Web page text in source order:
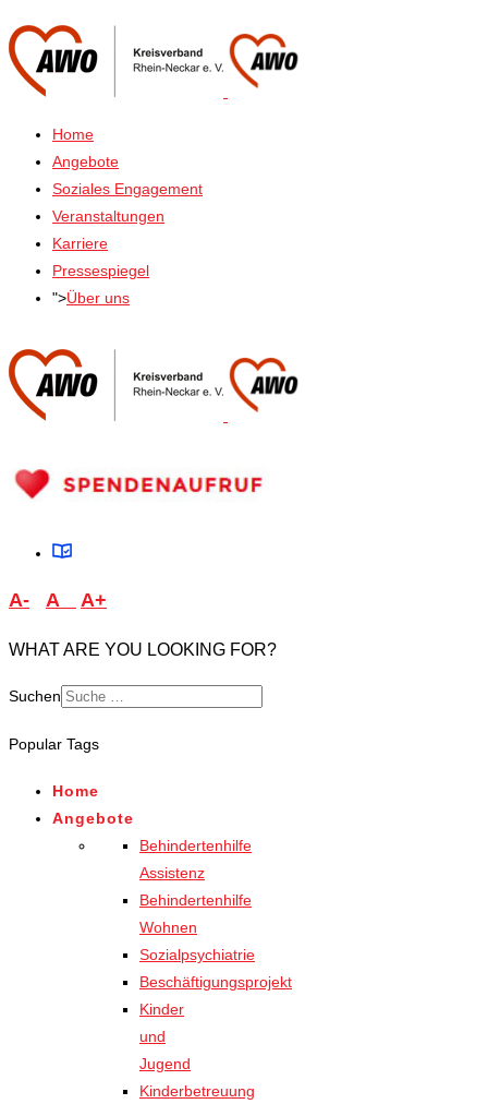
Home
Angebote
Soziales Engagement
Veranstaltungen
Karriere
Pressespiegel
">Über uns
A- A A+
WHAT ARE YOU LOOKING FOR?
Suchen
for results.
Popular Tags
Home
Angebote
Behindertenhilfe
Assistenz
Behindertenhilfe
Wohnen
Sozialpsychiatrie
Beschäftigungsprojekt
Kinder
und
Jugend
Kinderbetreuung